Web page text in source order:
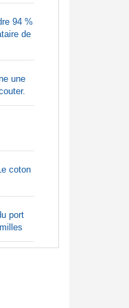
94 %
de
une
coton
port